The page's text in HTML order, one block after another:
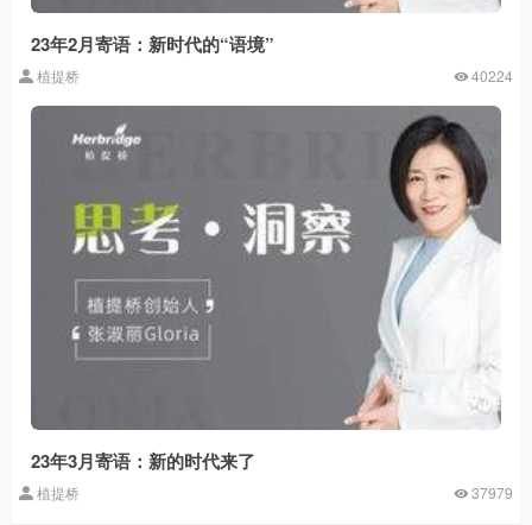
23年2月寄语：新时代的“语境”
植提桥 40224
23年3月寄语：新的时代来了
植提桥 37979